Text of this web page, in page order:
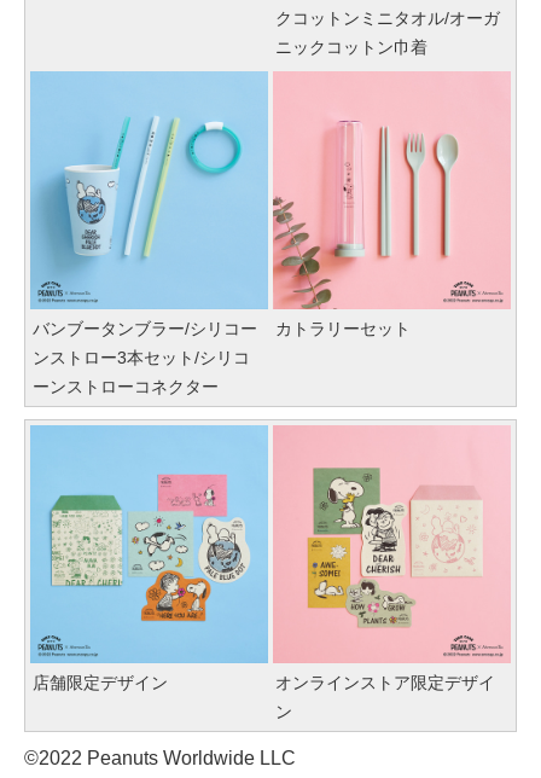
クコットンミニタオル/オーガ
ニックコットン巾着
バンブータンブラー/シリコー
ンストロー3本セット/シリコ
ーンストローコネクター
カトラリーセット
店舗限定デザイン
オンラインストア限定デザイ
ン
©2022 Peanuts Worldwide LLC